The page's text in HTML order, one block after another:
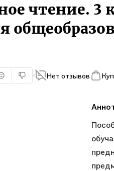
чтение. 3
Нет отзывов